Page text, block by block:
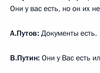
Они у вас есть, но он их
А.Путов: Документы есть.
В.Путин: Они у Вас есть